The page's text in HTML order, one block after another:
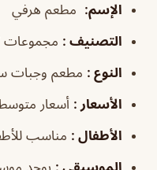
الإسم: مطعم هرفي
التصنيف : مجموعات /
النوع : مطعم وجبات
الأسعار : أسعار
الأطفال : مناسب
الموسيقى : يوجد